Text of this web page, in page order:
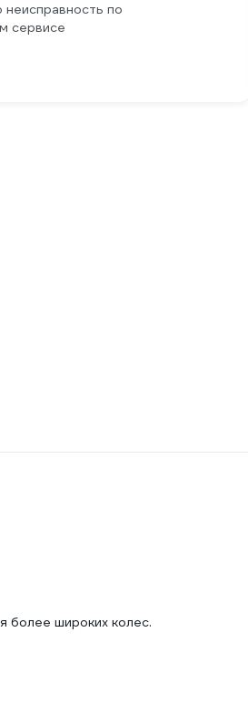
по
сервисе
более широких колес.